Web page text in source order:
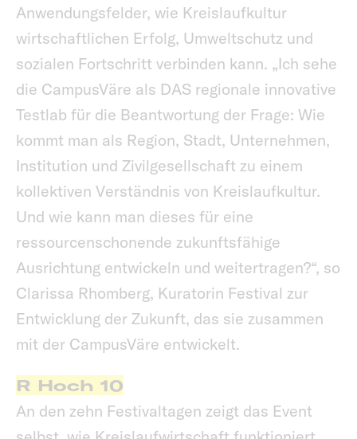
Anwendungsfelder, wie Kreislaufkultur
wirtschaftlichen Erfolg, Umweltschutz und
sozialen Fortschritt verbinden kann. „Ich sehe
die CampusVäre als DAS regionale innovative
Testlab für die Beantwortung der Frage: Wie
kommt man als Region, Stadt, Unternehmen,
Institution und Zivilgesellschaft zu einem
kollektiven Verständnis von Kreislaufkultur.
Und wie kann man dieses für eine
ressourcenschonende zukunftsfähige
Ausrichtung entwickeln und weitertragen?“, so
Clarissa Rhomberg, Kuratorin Festival zur
Entwicklung der Zukunft, das sie zusammen
mit der CampusVäre entwickelt.
R Hoch 10
An den zehn Festivaltagen zeigt das Event